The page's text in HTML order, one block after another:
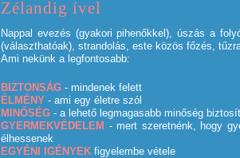
Zélandig ível
Nappal evezés (gyakori pihenőkkel), úszás a
(választhatóak), strandolás, este közös főzés,
Ami nekünk a legfontosabb:
BIZTONSÁG - mindenek felett
ÉLMÉNY - ami egy életre szól
MINŐSÉG - a lehető legmagasabb minőség
GYERMEKVÉDELEM - mert szeretnénk, hogy
élhessenek
EGYÉNI IGÉNYEK figyelembe vétele